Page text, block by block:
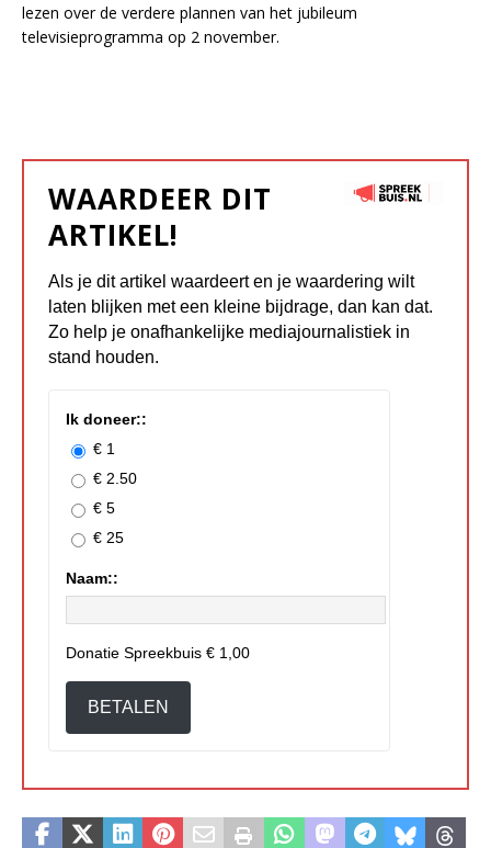
lezen over de verdere plannen van het jubileum
televisieprogramma op 2 november.
WAARDEER DIT
ARTIKEL!
Als je dit artikel waardeert en je waardering wilt
laten blijken met een kleine bijdrage, dan kan dat.
Zo help je onafhankelijke mediajournalistiek in
stand houden.
Ik doneer::
€ 1
€ 2.50
€ 5
€ 25
Naam::
Donatie Spreekbuis € 1,00
BETALEN